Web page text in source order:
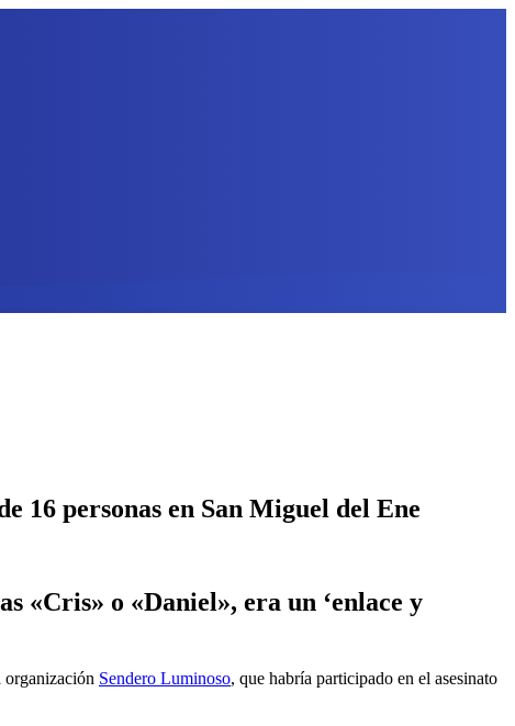
16 personas en San Miguel del Ene
«Cris» o «Daniel», era un ‘enlace y
organización Sendero Luminoso, que habría participado en el asesinato